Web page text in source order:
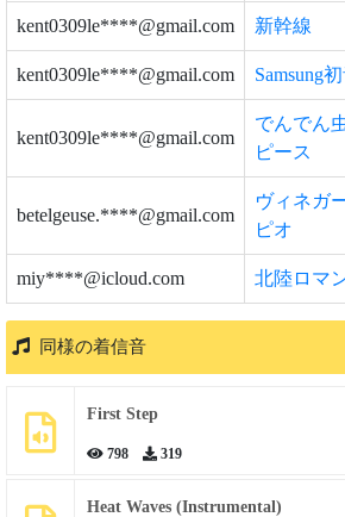
kent0309le****@gmail.com 新幹線
kent0309le****@gmail.com Samsung
kent0309le****@gmail.com
でんでん
ピース
betelgeuse.****@gmail.com
ヴィネガ
ピオ
miy****@icloud.com 北陸ロマ
同様の着信音
First Step
798 319
Heat Waves (Instrumental)